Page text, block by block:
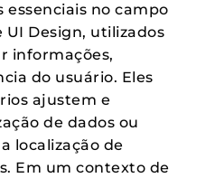
no campo
UI Design, utilizados
informações,
do usuário. Eles
ajustem e
de dados ou
localização de
Em um contexto de